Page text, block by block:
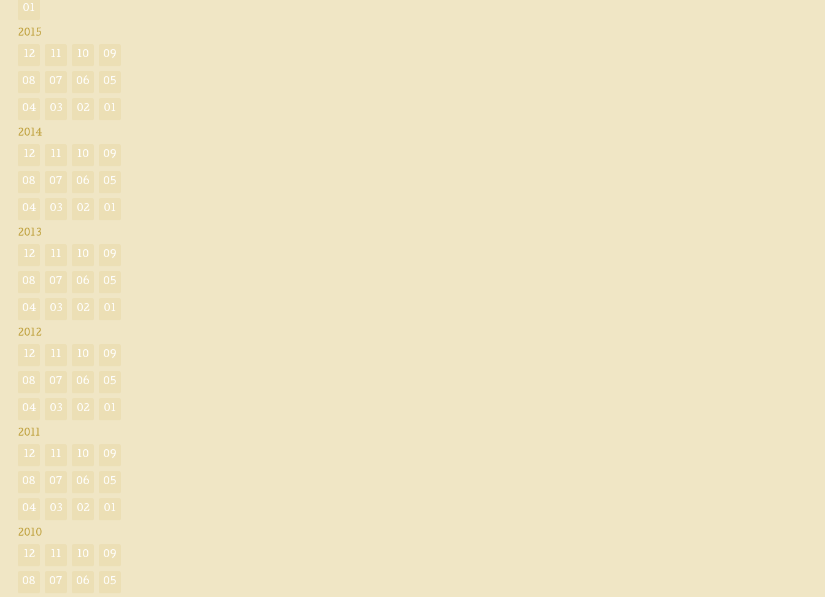
01
2015
12 11 10 09
08 07 06 05
04 03 02 01
2014
12 11 10 09
08 07 06 05
04 03 02 01
2013
12 11 10 09
08 07 06 05
04 03 02 01
2012
12 11 10 09
08 07 06 05
04 03 02 01
2011
12 11 10 09
08 07 06 05
04 03 02 01
2010
12 11 10 09
08 07 06 05